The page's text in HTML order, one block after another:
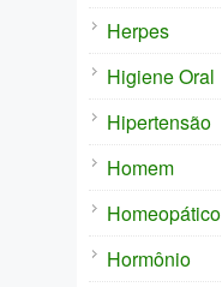
Herpes
Higiene Oral
Hipertensão
Homem
Homeopático
Hormônio